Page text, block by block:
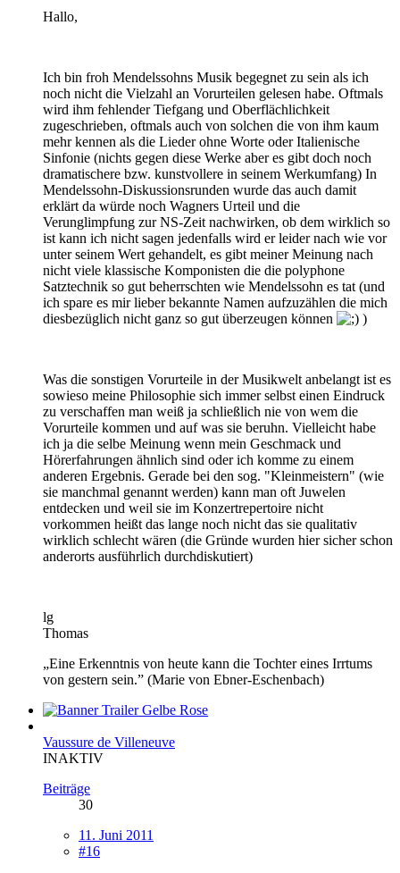
Hallo,
Ich bin froh Mendelssohns Musik begegnet zu sein als ich
noch nicht die Vielzahl an Vorurteilen gelesen habe. Oftmals
wird ihm fehlender Tiefgang und Oberflächlichkeit
zugeschrieben, oftmals auch von solchen die von ihm kaum
mehr kennen als die Lieder ohne Worte oder Italienische
Sinfonie (nichts gegen diese Werke aber es gibt doch noch
dramatischere bzw. kunstvollere in seinem Werkumfang) In
Mendelssohn-Diskussionsrunden wurde das auch damit
erklärt da würde noch Wagners Urteil und die
Verunglimpfung zur NS-Zeit nachwirken, ob dem wirklich so
ist kann ich nicht sagen jedenfalls wird er leider nach wie vor
unter seinem Wert gehandelt, es gibt meiner Meinung nach
nicht viele klassische Komponisten die die polyphone
Satztechnik so gut beherrschten wie Mendelssohn es tat (und
ich spare es mir lieber bekannte Namen aufzuzählen die mich
diesbezüglich nicht ganz so gut überzeugen können
)
Was die sonstigen Vorurteile in der Musikwelt anbelangt ist es
sowieso meine Philosophie sich immer selbst einen Eindruck
zu verschaffen man weiß ja schließlich nie von wem die
Vorurteile kommen und auf was sie beruhn. Vielleicht habe
ich ja die selbe Meinung wenn mein Geschmack und
Hörerfahrungen ähnlich sind oder ich komme zu einem
anderen Ergebnis. Gerade bei den sog. "Kleinmeistern" (wie
sie manchmal genannt werden) kann man oft Juwelen
entdecken und weil sie im Konzertrepertoire nicht
vorkommen heißt das lange noch nicht das sie qualitativ
wirklich schlecht wären (die Gründe wurden hier sicher schon
anderorts ausführlich durchdiskutiert)
lg
Thomas
„Eine Erkenntnis von heute kann die Tochter eines Irrtums
von gestern sein.” (Marie von Ebner-Eschenbach)
Vaussure de Villeneuve
INAKTIV
Beiträge
30
11. Juni 2011
#16